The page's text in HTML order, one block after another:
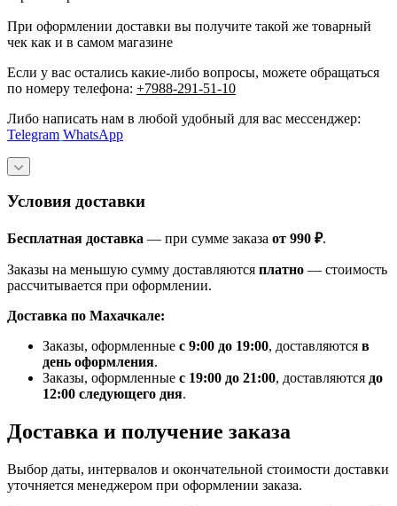
При оформлении доставки вы получите такой же товарный
чек как и в самом магазине
Если у вас остались какие-либо вопросы, можете обращаться
по номеру телефона: +7988-291-51-10
Либо написать нам в любой удобный для вас мессенджер:
Telegram WhatsApp
Условия доставки
Бесплатная доставка — при сумме заказа от 990 ₽.
Заказы на меньшую сумму доставляются платно — стоимость
рассчитывается при оформлении.
Доставка по Махачкале:
Заказы, оформленные с 9:00 до 19:00, доставляются в
день оформления.
Заказы, оформленные с 19:00 до 21:00, доставляются до
12:00 следующего дня.
Доставка и получение заказа
Выбор даты, интервалов и окончательной стоимости доставки
уточняется менеджером при оформлении заказа.